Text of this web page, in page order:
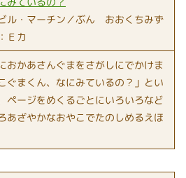
ル・マーチン／ぶん おおくちみず
Ｅカ
おかあさんぐまをさがしにでかけま
ぐまくん、なにみているの？」とい
ページをめくるごとにいろいろなど
あざやかなおやこでたのしめるえほ